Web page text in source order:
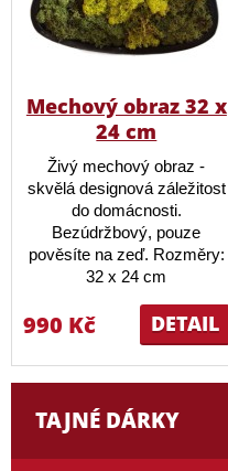
Mechový obraz 32 x
24 cm
Živý mechový obraz -
skvělá designová záležitost
do domácnosti.
Bezúdržbový, pouze
pověsíte na zeď. Rozměry:
32 x 24 cm
DETAIL
990 Kč
TAJNÉ DÁRKY